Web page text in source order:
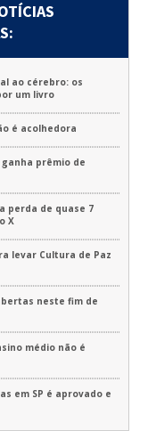
ao cérebro: os
um livro
é acolhedora
prêmio de
perda de quase 7
X
levar Cultura de Paz
neste fim de
médio não é
em SP é aprovado e